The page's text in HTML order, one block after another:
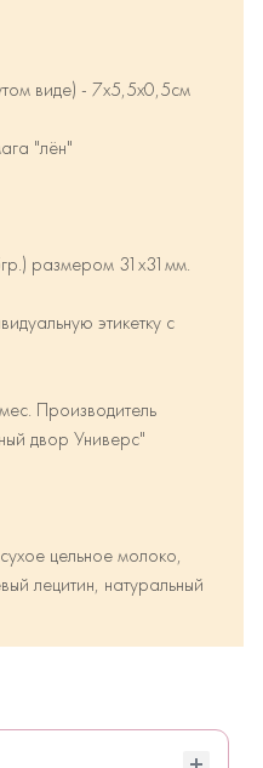
виде) - 7х5,5х0,5см
"лён"
размером 31х31мм.
этикетку с
Производитель
двор Универс"
цельное молоко,
лецитин, натуральный